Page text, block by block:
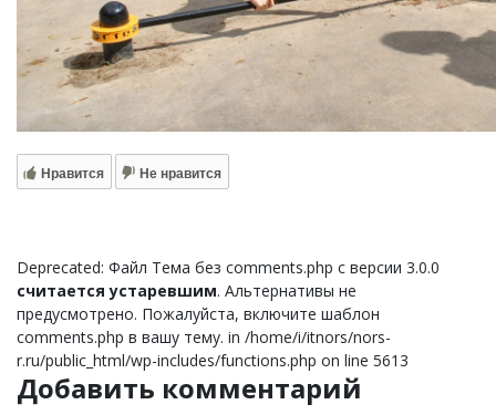
Нравится Не нравится
Deprecated: Файл Тема без comments.php с версии 3.0.0
считается устаревшим. Альтернативы не
предусмотрено. Пожалуйста, включите шаблон
comments.php в вашу тему. in /home/i/itnors/nors-
r.ru/public_html/wp-includes/functions.php on line 5613
Добавить комментарий